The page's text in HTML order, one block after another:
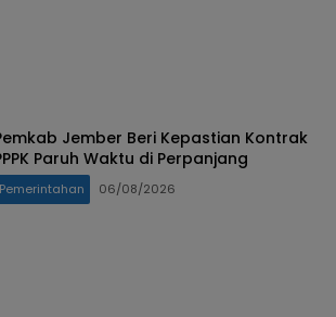
Jember Beri Kepastian Kontrak
Paruh Waktu di Perpanjang
Pemerintahan 06/08/2026